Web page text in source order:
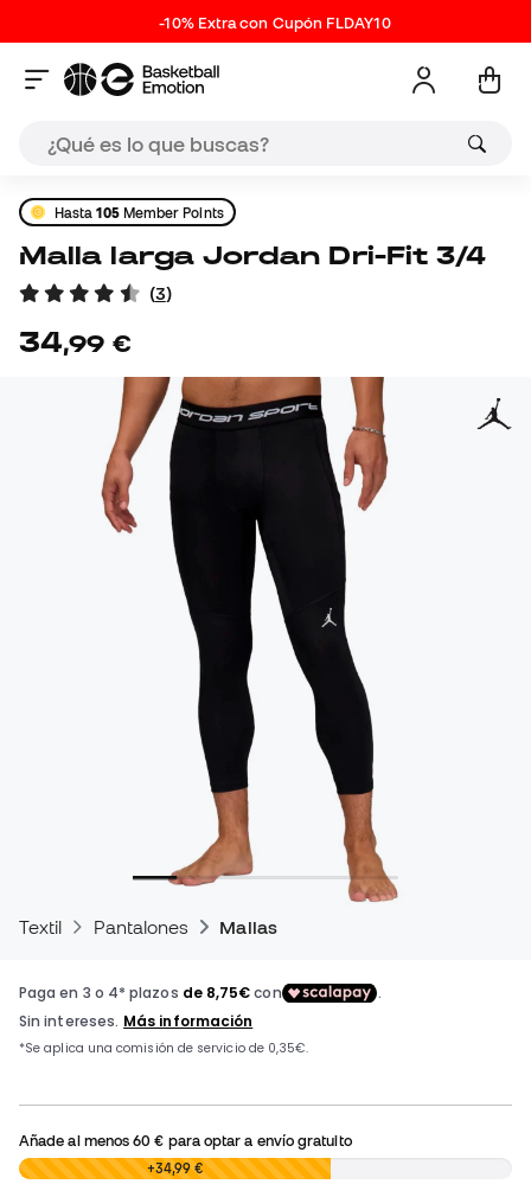
-10% Extra con Cupón FLDAY10
Hasta105Member Points
Malla larga Jordan Dri-Fit 3/4
(3)
34,99 €
Textil Pantalones Mallas
Añade al menos60 € para optar a envío gratuito
0,00 € +34,99 €